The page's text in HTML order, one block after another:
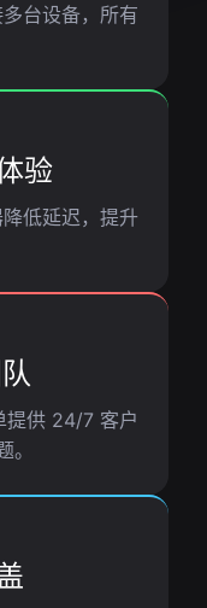
台设备，所有
验
低延迟，提升
提供 24/7 客户